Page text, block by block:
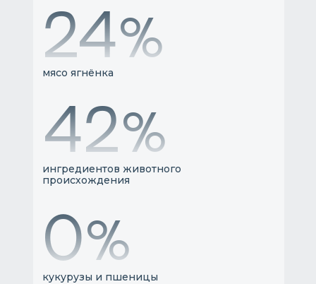
мясо ягнёнка
29%
ингредиентов животного
происхождения
49%
кукурузы и пшеницы
0%